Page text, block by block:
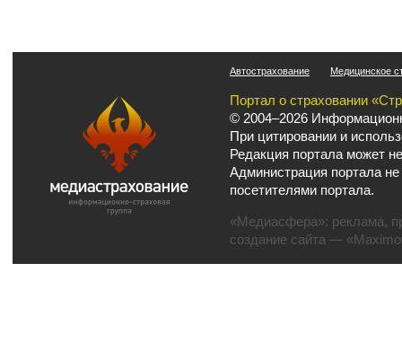
Автострахование Медицинское
Портал о страховании
© 2004–2026
При цитировании и
Редакция портала может
Администрация портала
посетителями портала.
«Медиасфера»: реклама,
создание сайта —